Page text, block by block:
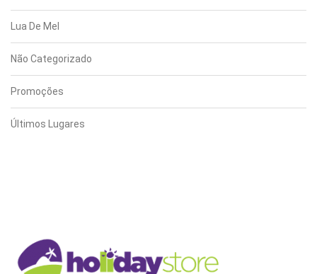
Lua De Mel
Não Categorizado
Promoções
Últimos Lugares